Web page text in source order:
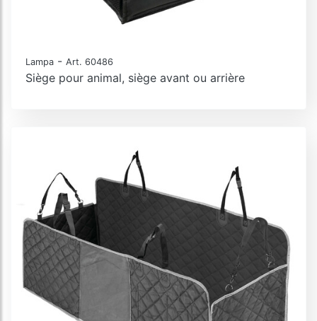
Lampa - Art. 60486
Siège pour animal, siège avant ou arrière